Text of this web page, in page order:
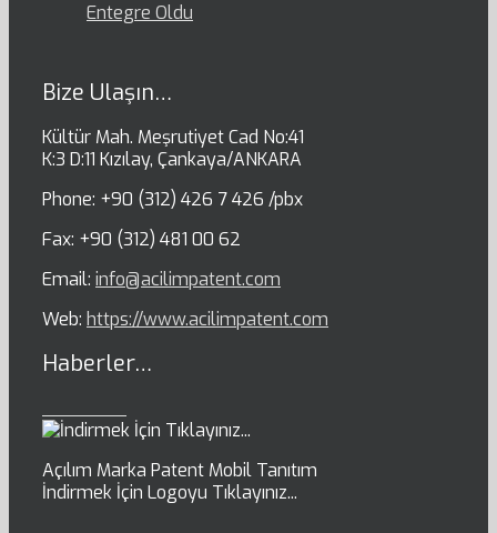
Entegre Oldu
Bize Ulaşın…
Kültür Mah. Meşrutiyet Cad No:41
K:3 D:11 Kızılay, Çankaya/ANKARA
Phone: +90 (312) 426 7 426 /pbx
Fax: +90 (312) 481 00 62
Email: info@acilimpatent.com
Web: https://www.acilimpatent.com
Haberler…
Açılım Marka Patent Mobil Tanıtım
İndirmek İçin Logoyu Tıklayınız...